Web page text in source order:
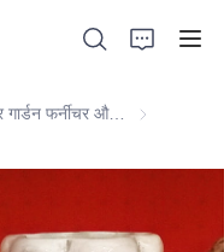
आउटडोर और गार्डन फर्नीचर और उपकरण
आउटडोर और